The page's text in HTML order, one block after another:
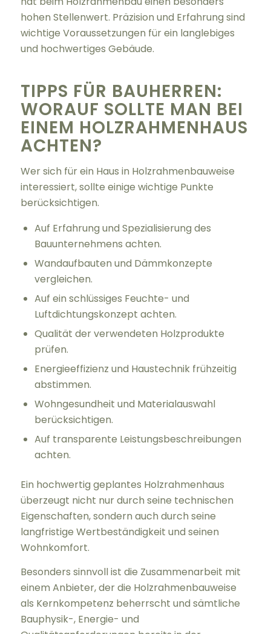
hohen Stellenwert. Präzision und Erfahrung sind
wichtige Voraussetzungen für ein langlebiges
und hochwertiges Gebäude.
TIPPS FÜR BAUHERREN:
WORAUF SOLLTE MAN BEI
EINEM HOLZRAHMENHAUS
ACHTEN?
Wer sich für ein Haus in Holzrahmenbauweise
interessiert, sollte einige wichtige Punkte
berücksichtigen.
Auf Erfahrung und Spezialisierung des
Bauunternehmens achten.
Wandaufbauten und Dämmkonzepte
vergleichen.
Auf ein schlüssiges Feuchte- und
Luftdichtungskonzept achten.
Qualität der verwendeten Holzprodukte
prüfen.
Energieeffizienz und Haustechnik frühzeitig
abstimmen.
Wohngesundheit und Materialauswahl
berücksichtigen.
Auf transparente Leistungsbeschreibungen
achten.
Ein hochwertig geplantes Holzrahmenhaus
überzeugt nicht nur durch seine technischen
Eigenschaften, sondern auch durch seine
langfristige Wertbeständigkeit und seinen
Wohnkomfort.
Besonders sinnvoll ist die Zusammenarbeit mit
einem Anbieter, der die Holzrahmenbauweise
als Kernkompetenz beherrscht und sämtliche
Bauphysik-, Energie- und